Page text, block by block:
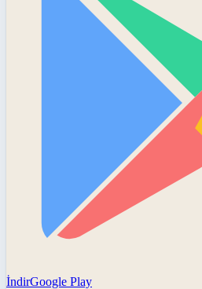
İndirGoogle Play